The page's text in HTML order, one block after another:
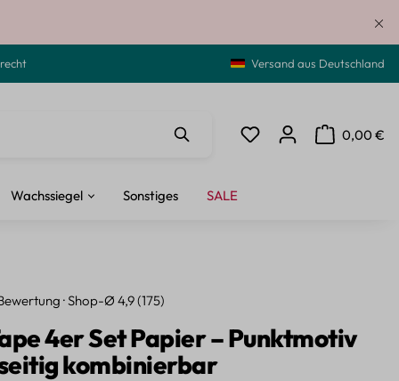
Versand aus Deutschland
Du hast 0 Produkte auf
0,00 €
Warenkorb
Wachssiegel Sonstiges SALE
· Shop-Ø 4,9 (175)
4er Set Papier – Punktmotiv
kombinierbar